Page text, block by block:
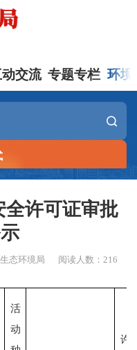
交流 专题专栏 环境
全许可证审批
态环境局 阅读人数：216
活
动
许